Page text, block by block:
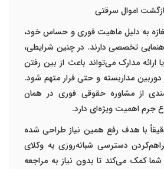
اموال سرقتی
به دلیل ماهیت فوری و حساس خود،
تخصصی دارند. در چنین شرایطی،
ارائه مدارک می‌تواند باعث از بین رفتن
مداربسته و حتی فرار متهم شود.
ازمشاوره حقوقی فوریدر همان
جرم اهمیت ویژه‌ای دارد.
با هدف رفع همین نیاز طراحی شده
دسترسی شبانه‌روزی به وکلای
کمک می‌کند تا بدون نیاز به مراجعه